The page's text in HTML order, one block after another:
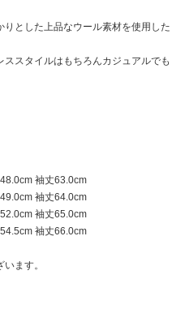
とした上品なウール素材を使用した
スタイルはもちろんカジュアルでも
袖丈63.0cm
袖丈64.0cm
袖丈65.0cm
袖丈66.0cm
ます。